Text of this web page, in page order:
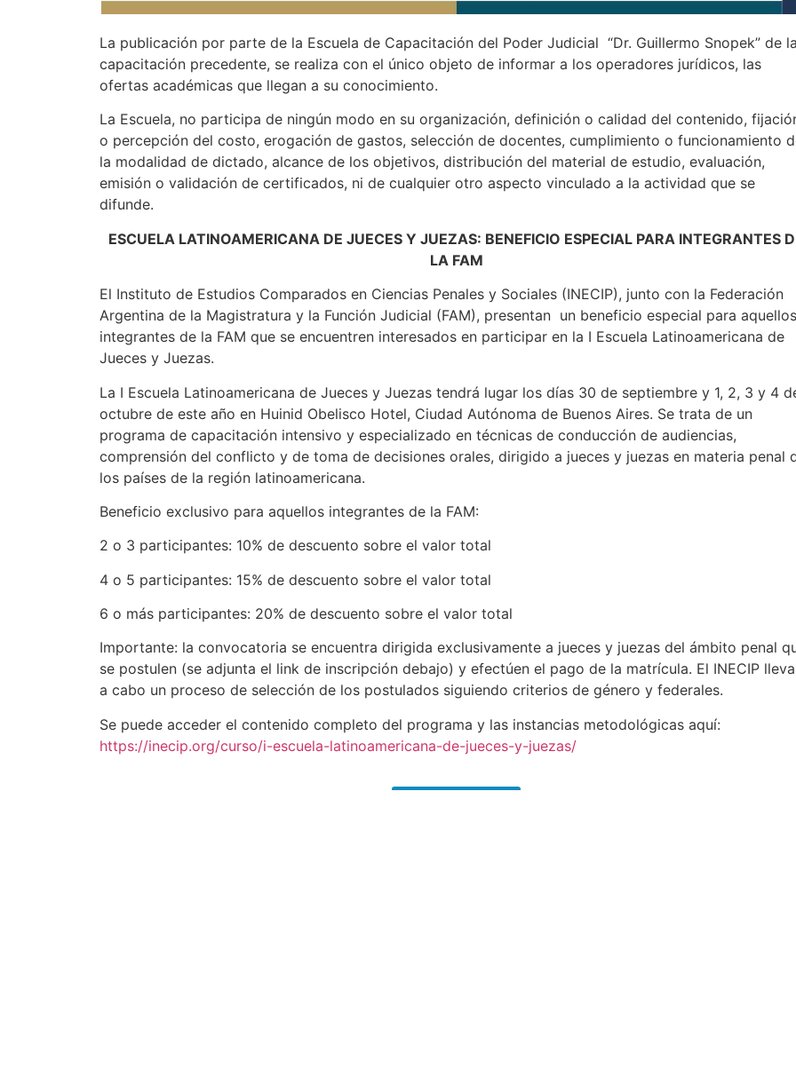
La publicación por parte de la Escuela de Capacitación del Poder Judicial “Dr. Guillermo Snopek” de la
capacitación precedente, se realiza con el único objeto de informar a los operadores jurídicos, las
ofertas académicas que llegan a su conocimiento.
La Escuela, no participa de ningún modo en su organización, definición o calidad del contenido,
o percepción del costo, erogación de gastos, selección de docentes, cumplimiento o funcionamiento
la modalidad de dictado, alcance de los objetivos, distribución del material de estudio, evaluación,
emisión o validación de certificados, ni de cualquier otro aspecto vinculado a la actividad que se
difunde.
ESCUELA LATINOAMERICANA DE JUECES Y JUEZAS: BENEFICIO ESPECIAL PARA INTEGRANTES
LA FAM
El Instituto de Estudios Comparados en Ciencias Penales y Sociales (INECIP), junto con la Federación
Argentina de la Magistratura y la Función Judicial (FAM), presentan un beneficio especial para aquellos
integrantes de la FAM que se encuentren interesados en participar en la I Escuela Latinoamericana de
Jueces y Juezas.
La I Escuela Latinoamericana de Jueces y Juezas tendrá lugar los días 30 de septiembre y 1, 2, 3 y 4
octubre de este año en Huinid Obelisco Hotel, Ciudad Autónoma de Buenos Aires. Se trata de un
programa de capacitación intensivo y especializado en técnicas de conducción de audiencias,
comprensión del conflicto y de toma de decisiones orales, dirigido a jueces y juezas en materia penal
los países de la región latinoamericana.
Beneficio exclusivo para aquellos integrantes de la FAM:
2 o 3 participantes: 10% de descuento sobre el valor total
4 o 5 participantes: 15% de descuento sobre el valor total
6 o más participantes: 20% de descuento sobre el valor total
Importante: la convocatoria se encuentra dirigida exclusivamente a jueces y juezas del ámbito penal
se postulen (se adjunta el link de inscripción debajo) y efectúen el pago de la matrícula. El INECIP
a cabo un proceso de selección de los postulados siguiendo criterios de género y federales.
Se puede acceder el contenido completo del programa y las instancias metodológicas aquí:
https://inecip.org/curso/i-escuela-latinoamericana-de-jueces-y-juezas/